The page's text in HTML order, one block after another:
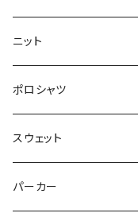
ロングTシャツ
タンクトップ
ニット
ポロシャツ
スウェット
トップス
パーカー